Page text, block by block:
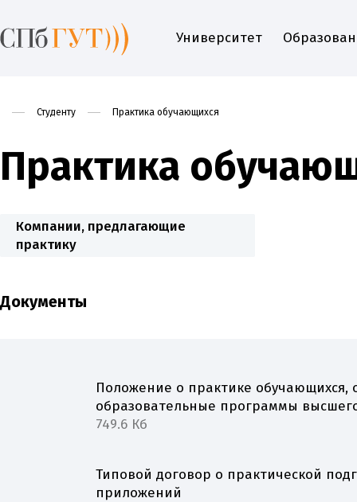
Университет
Студенту Практика обучающихся
Практика
Компании, предлагающие
практику
Документы
Положение о практике
образовательные программы
749.6 Кб
Типовой договор о практической
приложений